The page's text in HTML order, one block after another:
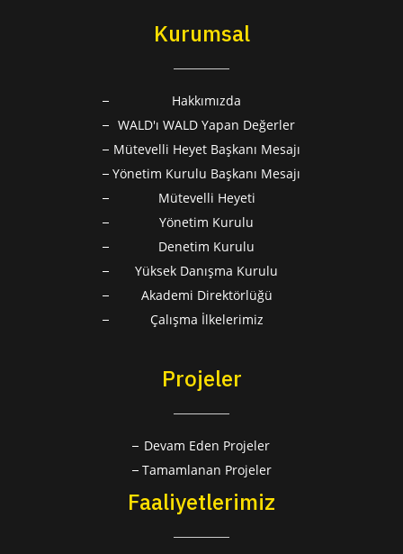
Kurumsal
Hakkımızda
WALD'ı WALD Yapan Değerler
Mütevelli Heyet Başkanı Mesajı
Yönetim Kurulu Başkanı Mesajı
Mütevelli Heyeti
Yönetim Kurulu
Denetim Kurulu
Yüksek Danışma Kurulu
Akademi Direktörlüğü
Çalışma İlkelerimiz
Projeler
Devam Eden Projeler
Tamamlanan Projeler
Faaliyetlerimiz